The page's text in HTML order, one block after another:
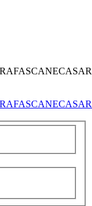
CANECASAR
CANECASAR